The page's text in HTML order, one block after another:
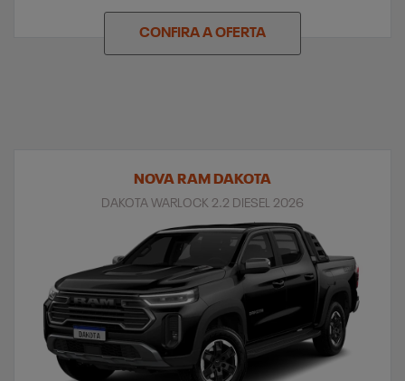
CONFIRA A OFERTA
NOVA RAM DAKOTA
DAKOTA WARLOCK 2.2 DIESEL 2026